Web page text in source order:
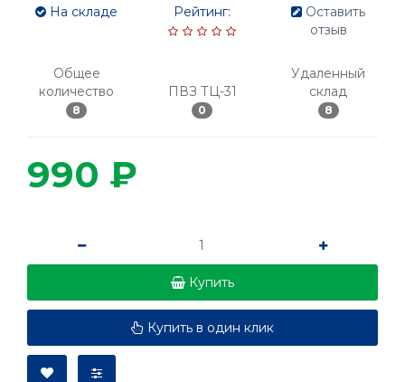
На складе
Общее
количество
8
Рейтинг:
ПВЗ ТЦ-31
0
Оставить
отзыв
Удаленный
склад
8
990 ₽
Купить
Купить в один клик